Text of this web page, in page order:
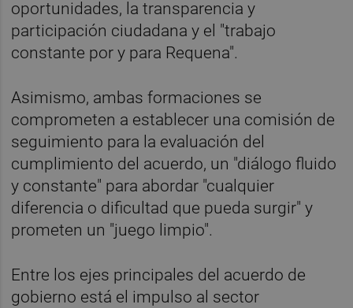
oportunidades, la transparencia y
participación ciudadana y el "trabajo
constante por y para Requena".
Asimismo, ambas formaciones se
comprometen a establecer una comisión de
seguimiento para la evaluación del
cumplimiento del acuerdo, un "diálogo fluido
y constante" para abordar "cualquier
diferencia o dificultad que pueda surgir" y
prometen un "juego limpio".
Entre los ejes principales del acuerdo de
gobierno está el impulso al sector